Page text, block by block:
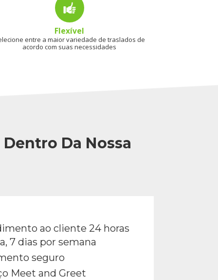
Flexível
entre a maior variedade de traslados de
acordo com suas necessidades
Da Nossa
ao cliente 24 horas
7 dias por semana
seguro
Meet and Greet